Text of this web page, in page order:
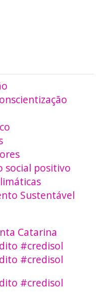
social positivo
Sustentável
Catarina
#credisol
#credisol
#credisol